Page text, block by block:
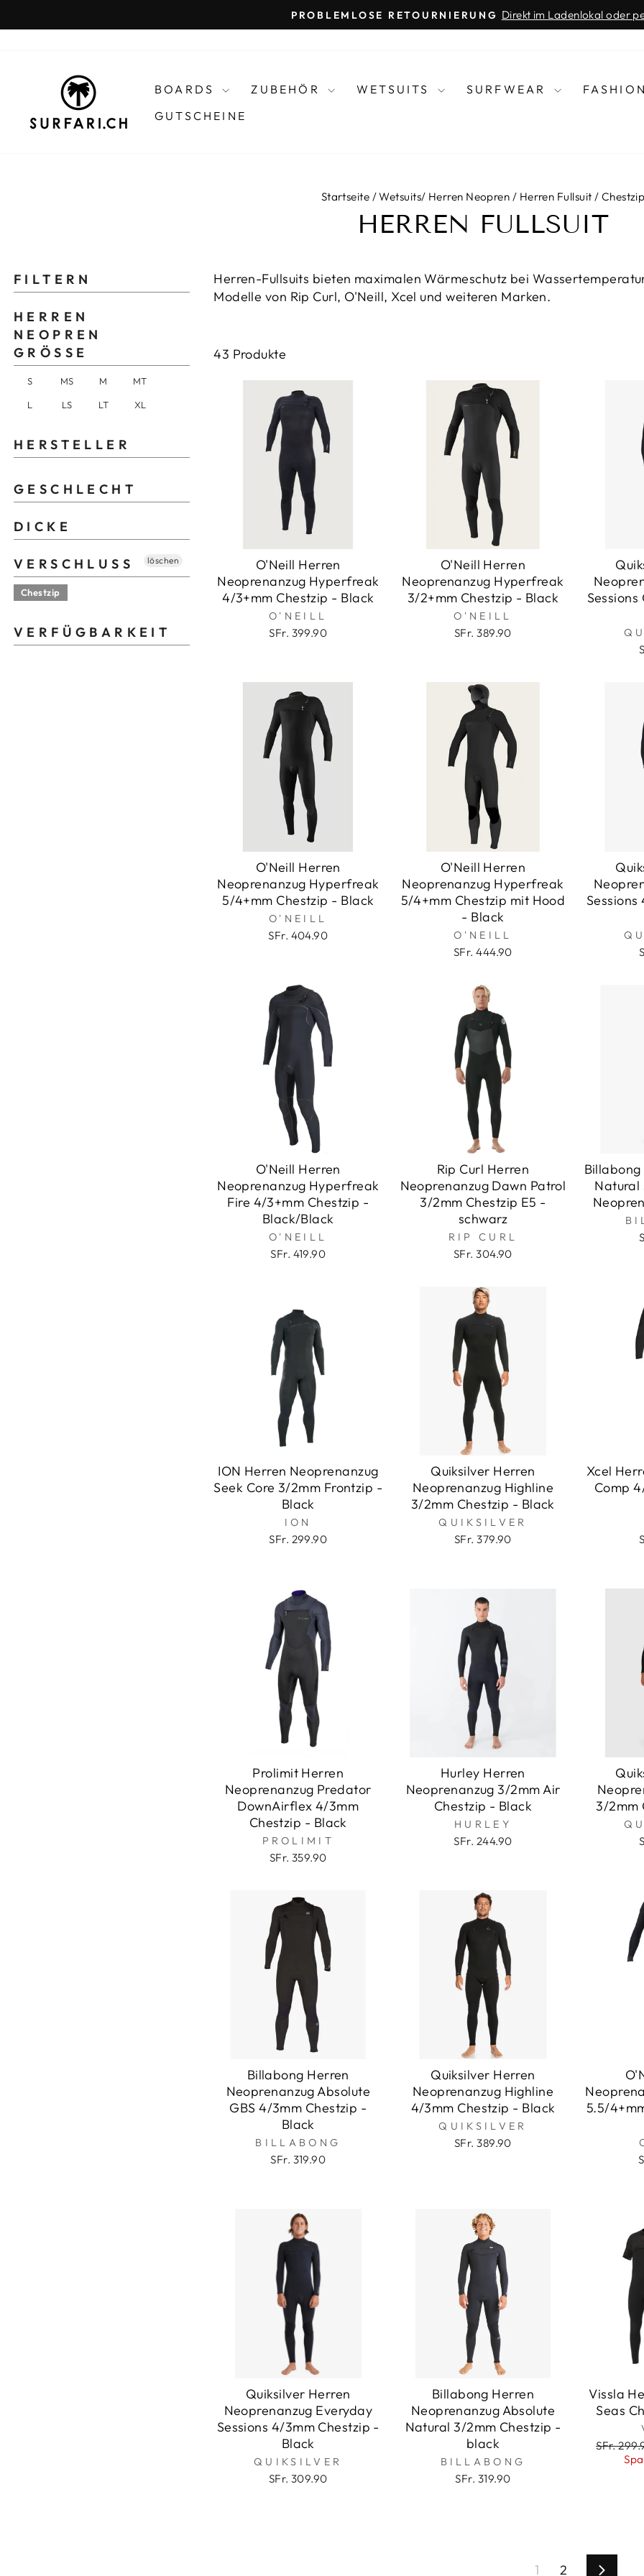
zum
Pause
PROBLEMLOSE RETOURNIERUNG Direkt im Ladenlokal oder
BOARDS ZUBEHÖR WETSUITS SURFWEAR
GUTSCHEINE
Startseite /Wetsuits/ Herren Neopren / Herren Fullsuit /
HERREN FULLSUIT
FILTERN
HERREN
NEOPREN
GRÖSSE
S MS M MT
L LS LT XL
HERSTELLER
GESCHLECHT
DICKE
VERSCHLUSS
Chestzip
löschen
VERFÜGBARKEIT
Herren-Fullsuits bieten maximalen Wärmeschutz bei
Modelle von Rip Curl, O'Neill, Xcel und weiteren Marken.
43 Produkte
O'Neill Herren
Neoprenanzug Hyperfreak
4/3+mm Chestzip - Black
O'NEILL
SFr. 399.90
O'Neill Herren
Neoprenanzug Hyperfreak
3/2+mm Chestzip - Black
O'NEILL
SFr. 389.90
O'Neill Herren
Neoprenanzug Hyperfreak
5/4+mm Chestzip - Black
O'NEILL
SFr. 404.90
O'Neill Herren
Neoprenanzug Hyperfreak
5/4+mm Chestzip mit Hood
- Black
O'NEILL
SFr. 444.90
O'Neill Herren
Neoprenanzug Hyperfreak
Fire 4/3+mm Chestzip -
Black/Black
O'NEILL
SFr. 419.90
Rip Curl Herren
Neoprenanzug Dawn Patrol
3/2mm Chestzip E5 -
schwarz
RIP CURL
SFr. 304.90
Natural
ION Herren Neoprenanzug
Seek Core 3/2mm Frontzip -
Black
ION
SFr. 299.90
Quiksilver Herren
Neoprenanzug Highline
3/2mm Chestzip - Black
QUIKSILVER
SFr. 379.90
Xcel
Comp
Prolimit Herren
Neoprenanzug Predator
DownAirflex 4/3mm
Chestzip - Black
PROLIMIT
SFr. 359.90
Hurley Herren
Neoprenanzug 3/2mm Air
Chestzip - Black
HURLEY
SFr. 244.90
3/2mm
Billabong Herren
Neoprenanzug Absolute
GBS 4/3mm Chestzip -
Black
BILLABONG
SFr. 319.90
Quiksilver Herren
Neoprenanzug Highline
4/3mm Chestzip - Black
QUIKSILVER
SFr. 389.90
5.5/
Quiksilver Herren
Neoprenanzug Everyday
Sessions 4/3mm Chestzip -
Black
QUIKSILVER
SFr. 309.90
Billabong Herren
Neoprenanzug Absolute
Natural 3/2mm Chestzip -
black
BILLABONG
SFr. 319.90
Vissla
Seas
Normaler
SFr.
1 2